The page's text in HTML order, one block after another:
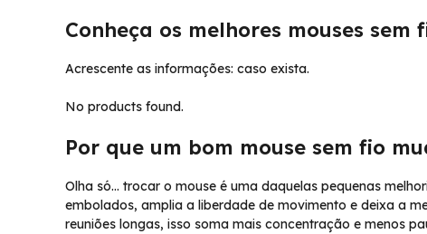
Conheça os melhores mouses sem
Acrescente as informações: caso exista.
No products found.
Por que um bom mouse sem fio
Olha só… trocar o mouse é uma daquelas pequenas
embolados, amplia a liberdade de movimento e deixa a
reuniões longas, isso soma mais concentração e menos